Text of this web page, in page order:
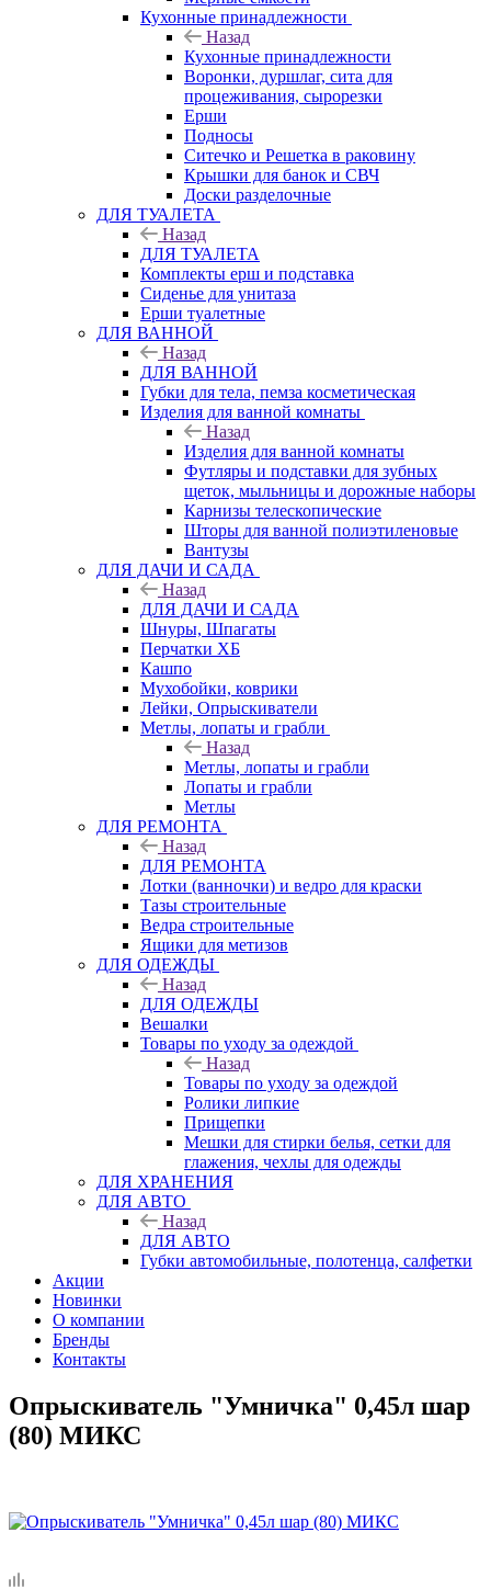
Кухонные принадлежности
Назад
Кухонные принадлежности
Воронки, дуршлаг, сита для
процеживания, сырорезки
Ерши
Подносы
Ситечко и Решетка в раковину
Крышки для банок и СВЧ
Доски разделочные
ДЛЯ ТУАЛЕТА
Назад
ДЛЯ ТУАЛЕТА
Комплекты ерш и подставка
Сиденье для унитаза
Ерши туалетные
ДЛЯ ВАННОЙ
Назад
ДЛЯ ВАННОЙ
Губки для тела, пемза косметическая
Изделия для ванной комнаты
Назад
Изделия для ванной комнаты
Футляры и подставки для зубных
щеток, мыльницы и дорожные наборы
Карнизы телескопические
Шторы для ванной полиэтиленовые
Вантузы
ДЛЯ ДАЧИ И САДА
Назад
ДЛЯ ДАЧИ И САДА
Шнуры, Шпагаты
Перчатки ХБ
Кашпо
Мухобойки, коврики
Лейки, Опрыскиватели
Метлы, лопаты и грабли
Назад
Метлы, лопаты и грабли
Лопаты и грабли
Метлы
ДЛЯ РЕМОНТА
Назад
ДЛЯ РЕМОНТА
Лотки (ванночки) и ведро для краски
Тазы строительные
Ведра строительные
Ящики для метизов
ДЛЯ ОДЕЖДЫ
Назад
ДЛЯ ОДЕЖДЫ
Вешалки
Товары по уходу за одеждой
Назад
Товары по уходу за одеждой
Ролики липкие
Прищепки
Мешки для стирки белья, сетки для
глажения, чехлы для одежды
ДЛЯ ХРАНЕНИЯ
ДЛЯ АВТО
Назад
ДЛЯ АВТО
Губки автомобильные, полотенца, салфетки
Акции
Новинки
О компании
Бренды
Контакты
Опрыскиватель "Умничка" 0,45л шар
(80) МИКС